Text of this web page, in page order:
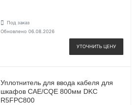
Под заказ
Обновлено 06.08.2026
УТОЧНИТЬ ЦЕНУ
Уплотнитель для ввода кабеля для
шкафов CAE/CQE 800мм DKC
R5FPC800